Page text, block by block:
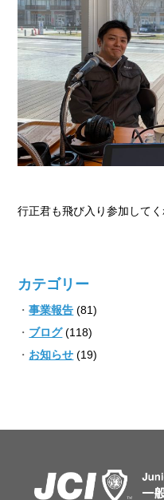
行正君も飛び入り参加して
カテゴリー
事業報告 (81)
ブログ(118)
お知らせ (19)